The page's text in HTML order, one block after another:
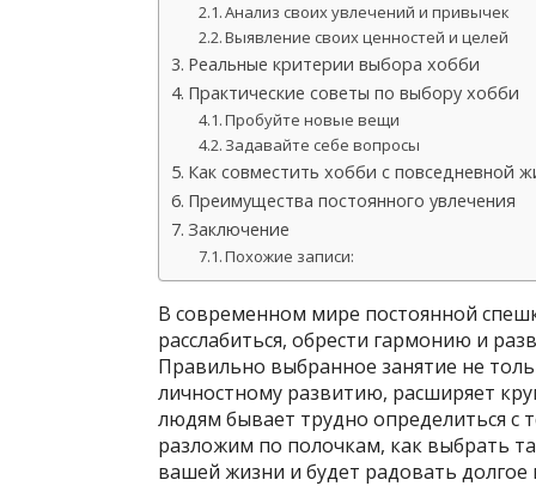
Анализ своих увлечений и привычек
Выявление своих ценностей и целей
Реальные критерии выбора хобби
Практические советы по выбору хобби
Пробуйте новые вещи
Задавайте себе вопросы
Как совместить хобби с повседневной
Преимущества постоянного увлечения
Заключение
Похожие записи:
В современном мире постоянной
расслабиться, обрести гармонию и
Правильно выбранное занятие не
личностному развитию, расширяет
людям бывает трудно определиться с
разложим по полочкам, как выбрать
вашей жизни и будет радовать долгое